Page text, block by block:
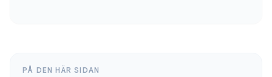
PÅ DEN HÄR SIDAN